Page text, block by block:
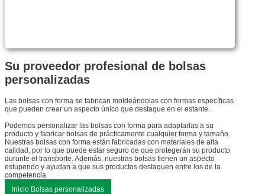
Su proveedor profesional de bolsas
personalizadas
Las bolsas con forma se fabrican moldeándolas con formas específicas
que pueden crear un aspecto único que destaque en el estante.
Podemos personalizar las bolsas con forma para adaptarlas a su
producto y fabricar bolsas de prácticamente cualquier forma y tamaño.
Nuestras bolsas con forma están fabricadas con materiales de alta
calidad, por lo que puede estar seguro de que protegerán su producto
durante el transporte. Además, nuestras bolsas tienen un aspecto
estupendo y ayudan a que sus productos destaquen entre los de la
competencia.
Inicio Bolsas personalizadas